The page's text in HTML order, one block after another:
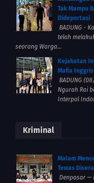
Tak Mampu
Dideportasi
BADUNG -
telah
seorang Warga...
Kejahatan
Mafia
BADUNG
Ngurah Rai
Interpol
Kriminal
Malam
Tewas
Denpasar —